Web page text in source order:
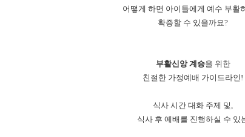
어떻게 하면 아이들에게 ​예수 부활
확증할 수 있을까요?
부활신앙 계승을 위한
친절한 가정예배 가이드라인!
식사 시간 대화 주제 및,
식사 후 예배를 진행하실 수 있